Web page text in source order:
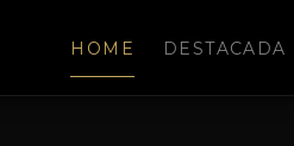
HOME DESTACADA